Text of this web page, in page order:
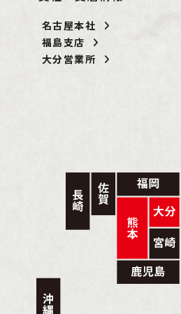
名古屋本社
福島支店
大分営業所